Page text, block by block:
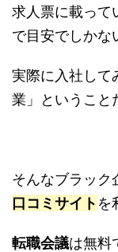
求人票に載って
で目安でしかな
実際に入社して
業」ということ
そんなブラック
口コミサイト を
転職会議は無料